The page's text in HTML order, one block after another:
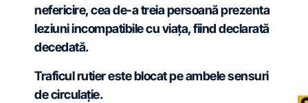
nefericire, cea de-a treia persoană prezenta
leziuni incompatibile cu viața, fiind declarată
decedată.
Traficul rutier este blocat pe ambele sensuri
de circulație.